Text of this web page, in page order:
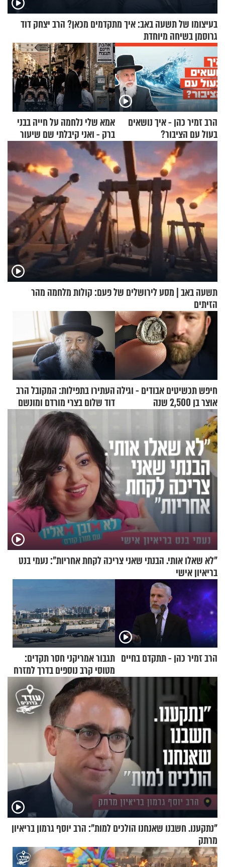
בעיצומו של תשעה באב: איך מתקדמים מכאן? הרב יצחק דוד
גרוסמן בשיחה מיוחדת
הרב זמיר כהן - איך נושאים
בעול עם הציבור?
אמא שלי נלחמה על חייה בבני
ברק - ואני קיבלתי שם שיעור
באהבת חינם
תשעה באב | מסע לירושלים של פעם: קולות מלחמה מהר
הזיתים
חיפש תכשיטים אבודים - וגילה
אוצר בן 2,500 שנה
העתירו בתפילות: המקובל הרב
דוד שלום בצרי מורדם ומונשם
"לא שאלו אותי. הבנתי שאני צריכה לקחת אחריות": נעמי בנט
בריאיון אישי
הרב זמיר כהן - תתקדם בחיים תגבור אמריקני חסר תקדים:
מטוסי קרב נוספים בדרך למזרח
התיכון
"נתקענו. חשבנו שאנחנו הולכים למות": הרב יוסף גרמון בריאיון
מרתק